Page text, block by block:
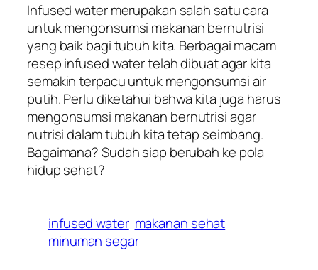
Infused water merupakan salah satu cara
untuk mengonsumsi makanan bernutrisi
yang baik bagi tubuh kita. Berbagai macam
resep infused water telah dibuat agar kita
semakin terpacu untuk mengonsumsi air
putih. Perlu diketahui bahwa kita juga harus
mengonsumsi makanan bernutrisi agar
nutrisi dalam tubuh kita tetap seimbang.
Bagaimana? Sudah siap berubah ke pola
hidup sehat?
infused water makanan sehat
minuman segar